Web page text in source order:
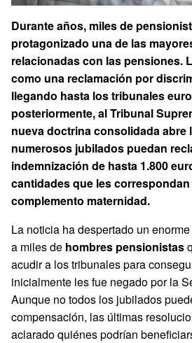
Durante años, miles de
protagonizado una de las
relacionadas con las pensiones.
como una reclamación por
llegando hasta los tribunales
posteriormente, al Tribunal
nueva doctrina consolidada abre
numerosos jubilados puedan
indemnización de hasta 1.800
cantidades que les
complemento maternidad.
La noticia ha despertado un
a miles de hombres pensionistas
acudir a los tribunales para
inicialmente les fue negado por la
Aunque no todos los jubilados
compensación, las últimas
aclarado quiénes podrían